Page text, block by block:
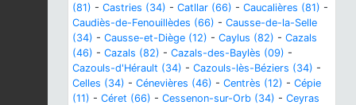
(81) - Castries (34) - Catllar (66) - Caucalières (81) -
Caudiès-de-Fenouillèdes (66) - Causse-de-la-Selle
(34) - Causse-et-Diège (12) - Caylus (82) - Cazals
(46) - Cazals (82) - Cazals-des-Baylès (09) -
Cazouls-d'Hérault (34) - Cazouls-lès-Béziers (34) -
Celles (34) - Cénevières (46) - Centrès (12) - Cépie
(11) - Céret (66) - Cessenon-sur-Orb (34) - Ceyras